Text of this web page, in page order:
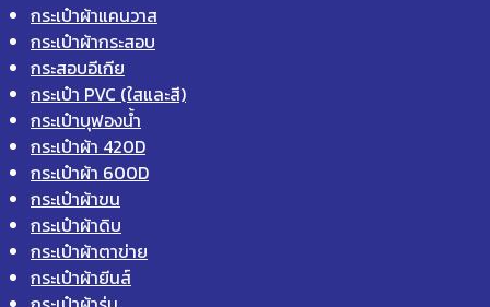
กระเป๋าผ้าแคนวาส
กระเป๋าผ้ากระสอบ
กระสอบอีเกีย
กระเป๋า PVC (ใสและสี)
กระเป๋าบุฟองน้ำ
กระเป๋าผ้า 420D
กระเป๋าผ้า 600D
กระเป๋าผ้าขน
กระเป๋าผ้าดิบ
กระเป๋าผ้าตาข่าย
กระเป๋าผ้ายีนส์